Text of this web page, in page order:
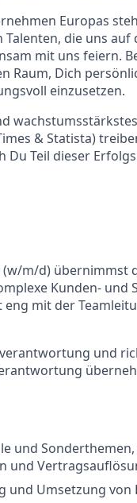
Europas
die uns
mit uns feiern.
Raum, Dich
einzusetzen.
& Statista)
Du Teil dieser
m/d) übernimmst
Kunden- und
mit der
und
und Sonderthemen,
und
und Umsetzung von